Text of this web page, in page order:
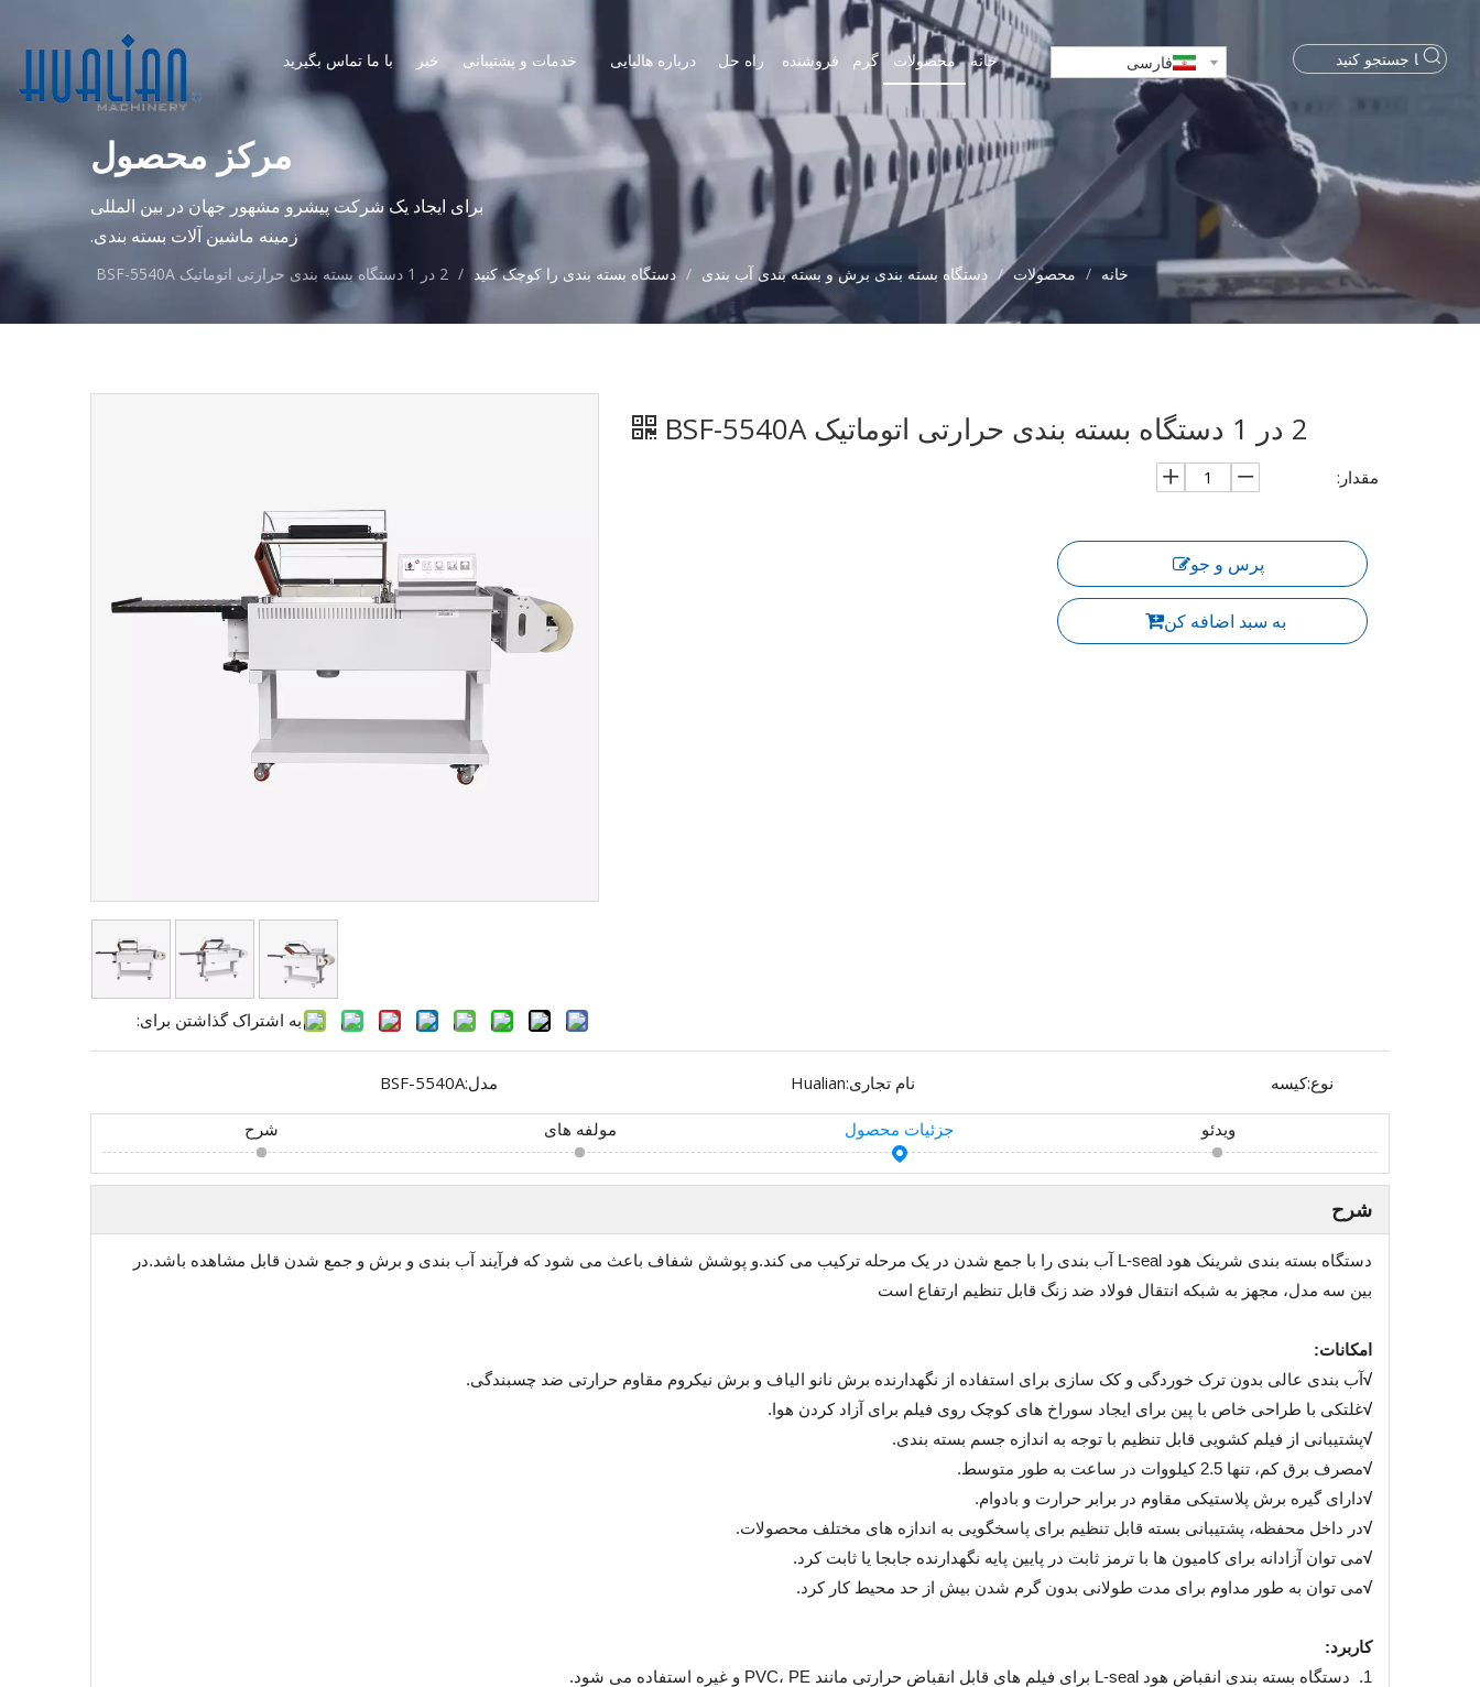
خانه محصولات گرم فروشنده راه حل درباره هالیایی خدمات و پشتیبانی خبر با ما تماس بگیرید فارسی
مرکز محصول
برای ایجاد یک شرکت پیشرو مشهور جهان در بین المللی
زمینه ماشین آلات بسته بندی.
خانه / محصولات / دستگاه بسته بندی برش و بسته بندی آب بندی / دستگاه بسته بندی را کوچک کنید / 2 در 1 دستگاه بسته بندی حرارتی اتوماتیک BSF-5540A
به اشتراک گذاشتن برای:
2 در 1 دستگاه بسته بندی حرارتی اتوماتیک BSF-5540A
مقدار:
پرس و جو
به سبد اضافه کن
مدل:BSF-5540A نام تجاری:Hualian نوع:کیسه
شرح مولفه های جزئیات محصول ویدئو
شرح
دستگاه بسته بندی شرینک هود L-seal آب بندی را با جمع شدن در یک مرحله ترکیب می کند.و پوشش شفاف باعث می شود که فرآیند آب بندی و برش و جمع شدن قابل مشاهده باشد.در
بین سه مدل، مجهز به شبکه انتقال فولاد ضد زنگ قابل تنظیم ارتفاع است
امکانات:
√آب بندی عالی بدون ترک خوردگی و کک سازی برای استفاده از نگهدارنده برش نانو الیاف و برش نیکروم مقاوم حرارتی ضد چسبندگی.
√غلتکی با طراحی خاص با پین برای ایجاد سوراخ های کوچک روی فیلم برای آزاد کردن هوا.
√پشتیبانی از فیلم کشویی قابل تنظیم با توجه به اندازه جسم بسته بندی.
√مصرف برق کم، تنها 2.5 کیلووات در ساعت به طور متوسط.
√دارای گیره برش پلاستیکی مقاوم در برابر حرارت و بادوام.
√در داخل محفظه، پشتیبانی بسته قابل تنظیم برای پاسخگویی به اندازه های مختلف محصولات.
√می توان آزادانه برای کامیون ها با ترمز ثابت در پایین پایه نگهدارنده جابجا یا ثابت کرد.
√می توان به طور مداوم برای مدت طولانی بدون گرم شدن بیش از حد محیط کار کرد.
کاربرد:
1. دستگاه بسته بندی انقباض هود L-seal برای فیلم های قابل انقباض حرارتی مانند PVC، PE و غیره استفاده می شود.